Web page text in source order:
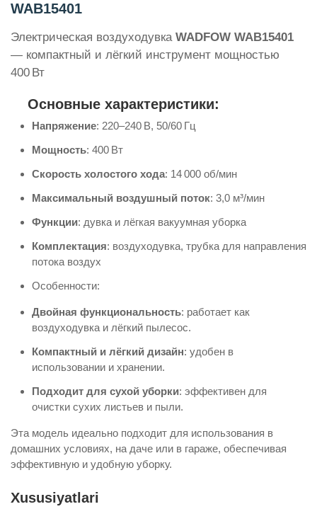
WAB15401
Электрическая воздуходувка WADFOW WAB15401
— компактный и лёгкий инструмент мощностью
400 Вт
Основные характеристики:
Напряжение: 220–240 В, 50/60 Гц
Мощность: 400 Вт
Скорость холостого хода: 14 000 об/мин
Максимальный воздушный поток: 3,0 м³/мин
Функции: дувка и лёгкая вакуумная уборка
Комплектация: воздуходувка, трубка для направления
потока воздух
Особенности:
Двойная функциональность: работает как
воздуходувка и лёгкий пылесос.
Компактный и лёгкий дизайн: удобен в
использовании и хранении.
Подходит для сухой уборки: эффективен для
очистки сухих листьев и пыли.
Эта модель идеально подходит для использования в
домашних условиях, на даче или в гараже, обеспечивая
эффективную и удобную уборку.
Xususiyatlari